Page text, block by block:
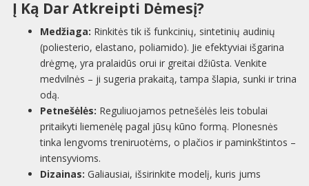
Į Ką Dar Atkreipti Dėmesį?
Medžiaga: Rinkitės tik iš funkcinių, sintetinių audinių
(poliesterio, elastano, poliamido). Jie efektyviai išgarina
drėgmę, yra pralaidūs orui ir greitai džiūsta. Venkite
medvilnės – ji sugeria prakaitą, tampa šlapia, sunki ir trina
odą.
Petnešėlės: Reguliuojamos petnešėlės leis tobulai
pritaikyti liemenėlę pagal jūsų kūno formą. Plonesnės
tinka lengvoms treniruotėms, o plačios ir paminkštintos –
intensyvioms.
Dizainas: Galiausiai, išsirinkite modelį, kuris jums